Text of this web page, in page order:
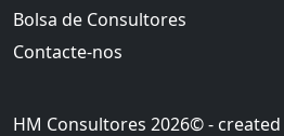
Bolsa de Consultores
Contacte-nos
HM Consultores 2026© -